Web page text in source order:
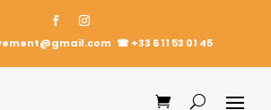
☎︎+33 6 11 53 01 45